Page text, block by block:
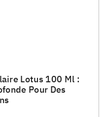
Lotus 100 Ml :
Pour Des